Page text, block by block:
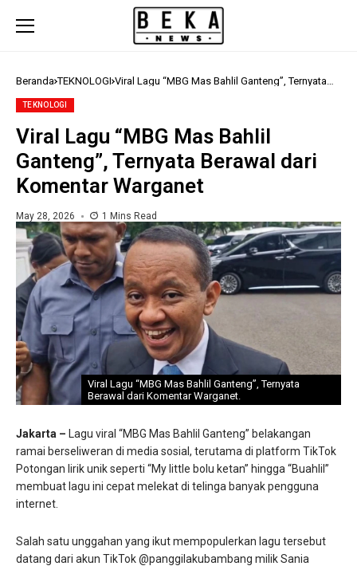
Beranda TEKNOLOGI Viral Lagu “MBG Mas Bahlil Ganteng”, Ternyata
TEKNOLOGI
Viral Lagu “MBG Mas Bahlil
Ganteng”, Ternyata Berawal dari
Komentar Warganet
May 28, 2026 1 Mins Read
Viral Lagu “MBG Mas Bahlil Ganteng”, Ternyata
Berawal dari Komentar Warganet.
Jakarta – Lagu viral “MBG Mas Bahlil Ganteng” belakangan
ramai berseliweran di media sosial, terutama di platform TikTok
Potongan lirik unik seperti “My little bolu ketan” hingga “Buahlil”
membuat lagu ini cepat melekat di telinga banyak pengguna
internet.
Salah satu unggahan yang ikut mempopulerkan lagu tersebut
datang dari akun TikTok @panggilakubambang milik Sania